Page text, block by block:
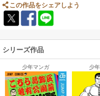
この作品をシェアしよう
シリーズ作品
少年マンガ 少